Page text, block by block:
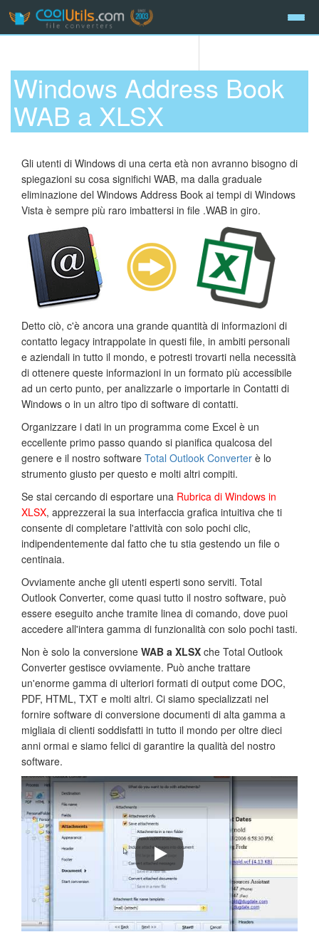
Windows Address Book
WAB a XLSX
Gli utenti di Windows di una certa età non avranno bisogno di
spiegazioni su cosa significhi WAB, ma dalla graduale
eliminazione del Windows Address Book ai tempi di Windows
Vista è sempre più raro imbattersi in file .WAB in giro.
Detto ciò, c'è ancora una grande quantità di informazioni di
contatto legacy intrappolate in questi file, in ambiti personali
e aziendali in tutto il mondo, e potresti trovarti nella necessità
di ottenere queste informazioni in un formato più accessibile
ad un certo punto, per analizzarle o importarle in Contatti di
Windows o in un altro tipo di software di contatti.
Organizzare i dati in un programma come Excel è un
eccellente primo passo quando si pianifica qualcosa del
genere e il nostro software Total Outlook Converter è lo
strumento giusto per questo e molti altri compiti.
Se stai cercando di esportare una Rubrica di Windows in
XLSX, apprezzerai la sua interfaccia grafica intuitiva che ti
consente di completare l'attività con solo pochi clic,
indipendentemente dal fatto che tu stia gestendo un file o
centinaia.
Ovviamente anche gli utenti esperti sono serviti. Total
Outlook Converter, come quasi tutto il nostro software, può
essere eseguito anche tramite linea di comando, dove puoi
accedere all'intera gamma di funzionalità con solo pochi tasti.
Non è solo la conversione WAB a XLSX che Total Outlook
Converter gestisce ovviamente. Può anche trattare
un'enorme gamma di ulteriori formati di output come DOC,
PDF, HTML, TXT e molti altri. Ci siamo specializzati nel
fornire software di conversione documenti di alta gamma a
migliaia di clienti soddisfatti in tutto il mondo per oltre dieci
anni ormai e siamo felici di garantire la qualità del nostro
software.
Come convertire e-mail con Total